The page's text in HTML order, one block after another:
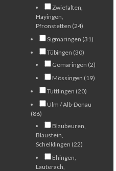
Zwiefalten,
Hayingen,
Pfronstetten (24)
Sigmaringen (31)
Tübingen (30)
Gomaringen (2)
Mössingen (19)
Tuttlingen (20)
Ulm / Alb-Donau
(86)
Blaubeuren,
Blaustein,
Schelklingen (22)
Ehingen,
Lauterach,